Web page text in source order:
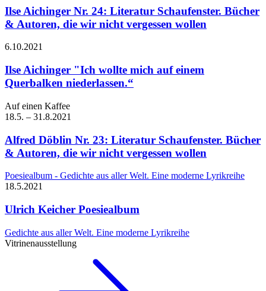
Ilse Aichinger Nr. 24: Literatur Schaufenster. Bücher
& Autoren, die wir nicht vergessen wollen
6.10.2021
Ilse Aichinger "Ich wollte mich auf einem
Querbalken niederlassen.“
Auf einen Kaffee
18.5. – 31.8.2021
Alfred Döblin Nr. 23: Literatur Schaufenster. Bücher
& Autoren, die wir nicht vergessen wollen
Poesiealbum - Gedichte aus aller Welt. Eine moderne Lyrikreihe
18.5.2021
Ulrich Keicher Poesiealbum
Gedichte aus aller Welt. Eine moderne Lyrikreihe
Vitrinenausstellung